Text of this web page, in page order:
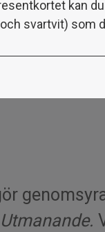
kan du
svartvit) som
Utmanande.